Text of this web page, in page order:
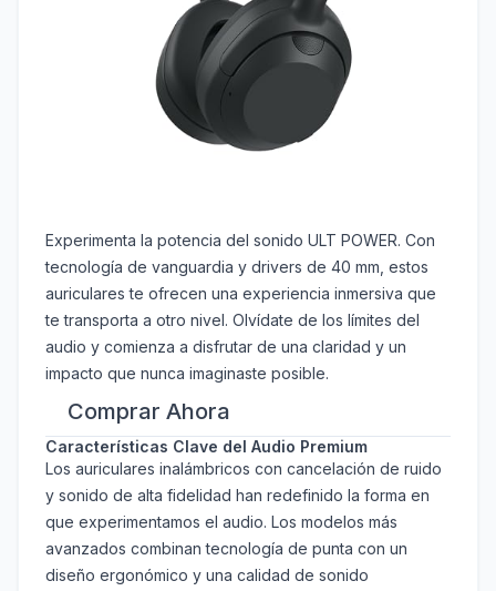
Experimenta la potencia del sonido ULT POWER. Con
tecnología de vanguardia y drivers de 40 mm, estos
auriculares te ofrecen una experiencia inmersiva que
te transporta a otro nivel. Olvídate de los límites del
audio y comienza a disfrutar de una claridad y un
impacto que nunca imaginaste posible.
Comprar Ahora
Características Clave del Audio Premium
Los auriculares inalámbricos con cancelación de ruido
y sonido de alta fidelidad han redefinido la forma en
que experimentamos el audio. Los modelos más
avanzados combinan tecnología de punta con un
diseño ergonómico y una calidad de sonido